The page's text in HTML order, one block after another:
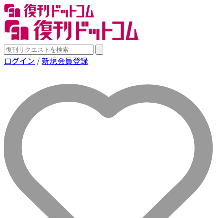
ログイン /新規会員登録